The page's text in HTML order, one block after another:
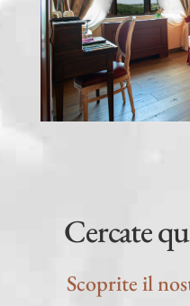
Cercate
Scoprite il